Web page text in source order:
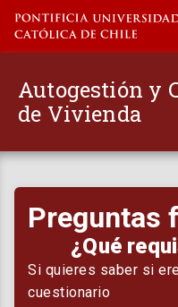
Autogestión y
de Vivienda
El proyecto
Principios y conceptos
Preguntas
¿Qué
Si quieres saber si
cuestionario